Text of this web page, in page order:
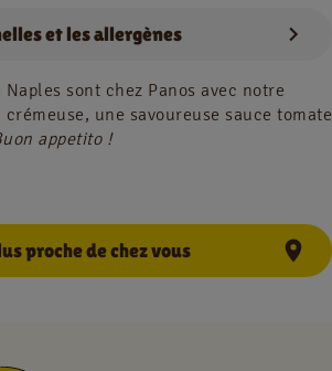
juridique
et les allergènes
sont chez Panos avec notre
une savoureuse sauce tomate
appetito !
proche de chez vous